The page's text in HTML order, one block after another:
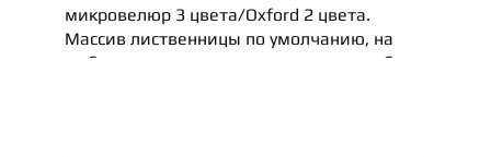
микровелюр 3 цвета/Oxford 2 цвета.
Массив лиственницы по умолчанию, на
выбор: лиственница, акация, ясень, дуб,